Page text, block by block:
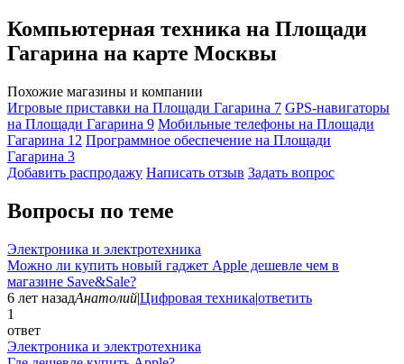
Компьютерная техника на Площади
Гагарина на карте Москвы
Похожие магазины и компании
Игровые приставки на Площади Гагарина 7 GPS-навигаторы
на Площади Гагарина 9 Мобильные телефоны на Площади
Гагарина 12 Программное обеспечение на Площади
Гагарина 3
Добавить раcпродажу Написать отзыв Задать вопрос
Вопросы по теме
Электроника и электротехника
Можно ли купить новый гаджет Apple дешевле чем в
магазине Save&Sale?
6 лет назадАнатолий|Цифровая техника|ответить
1
ответ
Электроника и электротехника